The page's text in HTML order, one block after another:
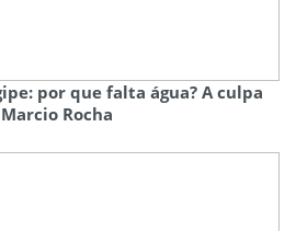
por que falta água? A culpa
Rocha